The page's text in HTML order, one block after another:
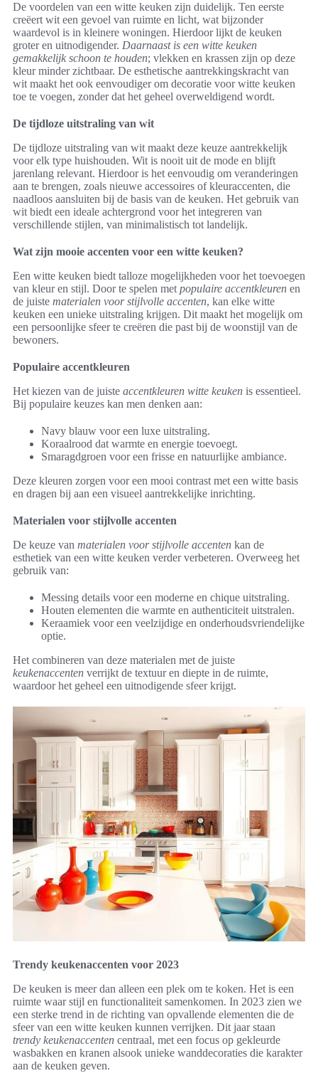
De voordelen van een witte keuken zijn duidelijk. Ten eerste
creëert wit een gevoel van ruimte en licht, wat bijzonder
waardevol is in kleinere woningen. Hierdoor lijkt de keuken
groter en uitnodigender. Daarnaast is een witte keuken
gemakkelijk schoon te houden; vlekken en krassen zijn op deze
kleur minder zichtbaar. De esthetische aantrekkingskracht van
wit maakt het ook eenvoudiger om decoratie voor witte keuken
toe te voegen, zonder dat het geheel overweldigend wordt.
De tijdloze uitstraling van wit
De tijdloze uitstraling van wit maakt deze keuze aantrekkelijk
voor elk type huishouden. Wit is nooit uit de mode en blijft
jarenlang relevant. Hierdoor is het eenvoudig om veranderingen
aan te brengen, zoals nieuwe accessoires of kleuraccenten, die
naadloos aansluiten bij de basis van de keuken. Het gebruik van
wit biedt een ideale achtergrond voor het integreren van
verschillende stijlen, van minimalistisch tot landelijk.
Wat zijn mooie accenten voor een witte keuken?
Een witte keuken biedt talloze mogelijkheden voor het toevoegen
van kleur en stijl. Door te spelen met populaire accentkleuren en
de juiste materialen voor stijlvolle accenten, kan elke witte
keuken een unieke uitstraling krijgen. Dit maakt het mogelijk om
een persoonlijke sfeer te creëren die past bij de woonstijl van de
bewoners.
Populaire accentkleuren
Het kiezen van de juiste accentkleuren witte keuken is essentieel.
Bij populaire keuzes kan men denken aan:
Navy blauw voor een luxe uitstraling.
Koraalrood dat warmte en energie toevoegt.
Smaragdgroen voor een frisse en natuurlijke ambiance.
Deze kleuren zorgen voor een mooi contrast met een witte basis
en dragen bij aan een visueel aantrekkelijke inrichting.
Materialen voor stijlvolle accenten
De keuze van materialen voor stijlvolle accenten kan de
esthetiek van een witte keuken verder verbeteren. Overweeg het
gebruik van:
Messing details voor een moderne en chique uitstraling.
Houten elementen die warmte en authenticiteit uitstralen.
Keraamiek voor een veelzijdige en onderhoudsvriendelijke
optie.
Het combineren van deze materialen met de juiste
keukenaccenten verrijkt de textuur en diepte in de ruimte,
waardoor het geheel een uitnodigende sfeer krijgt.
Trendy keukenaccenten voor 2023
De keuken is meer dan alleen een plek om te koken. Het is een
ruimte waar stijl en functionaliteit samenkomen. In 2023 zien we
een sterke trend in de richting van opvallende elementen die de
sfeer van een witte keuken kunnen verrijken. Dit jaar staan
trendy keukenaccenten centraal, met een focus op gekleurde
wasbakken en kranen alsook unieke wanddecoraties die karakter
aan de keuken geven.